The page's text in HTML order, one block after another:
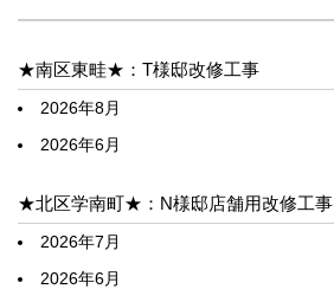
★南区東畦★：T様邸改修工事
2026年8月
2026年6月
★北区学南町★：N様邸店舗用改修工事
2026年7月
2026年6月